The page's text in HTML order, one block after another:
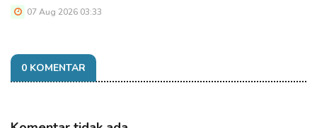
07 Aug 2026 03:33
0 KOMENTAR